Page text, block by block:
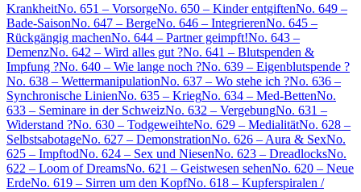
KrankheitNo. 651 – VorsorgeNo. 650 – Kinder entgiftenNo. 649 –
Bade-SaisonNo. 647 – BergeNo. 646 – IntegrierenNo. 645 –
Rückgängig machenNo. 644 – Partner geimpft!No. 643 –
DemenzNo. 642 – Wird alles gut ?No. 641 – Blutspenden &
Impfung ?No. 640 – Wie lange noch ?No. 639 – Eigenblutspende ?
No. 638 – WettermanipulationNo. 637 – Wo stehe ich ?No. 636 –
Synchronische LinienNo. 635 – KriegNo. 634 – Med-BettenNo.
633 – Seminare in der SchweizNo. 632 – VergebungNo. 631 –
Widerstand ?No. 630 – TodgeweihteNo. 629 – MedialitätNo. 628 –
SelbstsabotageNo. 627 – DemonstrationNo. 626 – Aura & SexNo.
625 – ImpftodNo. 624 – Sex und NiesenNo. 623 – DreadlocksNo.
622 – Loom of DreamsNo. 621 – Geistwesen sehenNo. 620 – Neue
ErdeNo. 619 – Sirren um den KopfNo. 618 – Kupferspiralen /